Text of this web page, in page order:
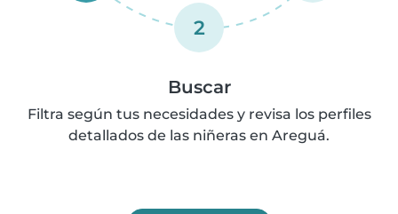
2
Buscar
Filtra según tus necesidades y revisa los perfiles
detallados de las niñeras en Areguá.